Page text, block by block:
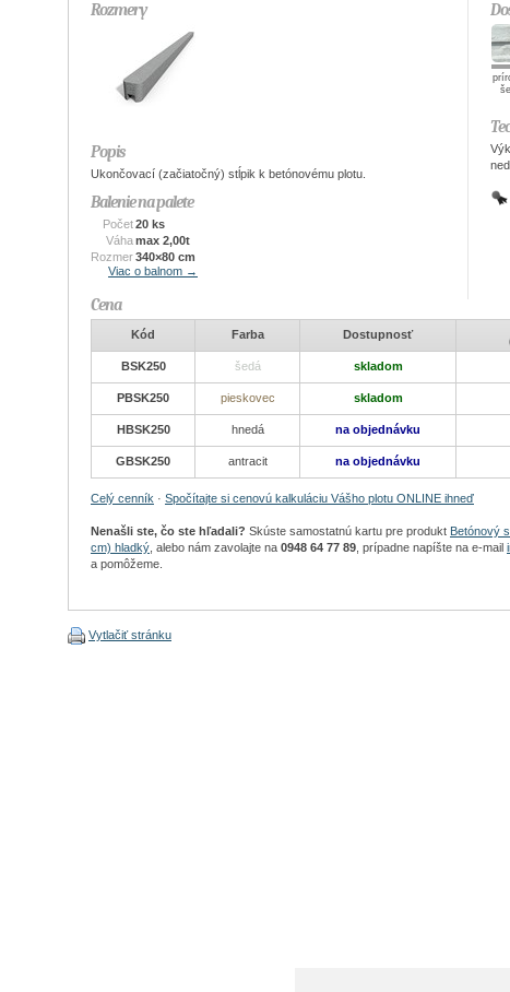
Rozmery
Popis
Ukončovací (začiatočný) stĺpik k betónovému plotu.
Balenie na palete
Počet20 ks
Váhamax 2,00t
Rozmer340×80 cm
Viac o balnom →
Cena
Kód Farba Dostupnosť
BSK250
šedá skladom
PBSK250
pieskovec skladom
HBSK250
hnedá na objednávku
GBSK250
antracit na objednávku
Celý cenník · Spočítajte si cenovú kalkuláciu Vášho plotu ONLINE ihneď
Nenašli ste, čo ste hľadali? Skúste samostatnú kartu pre produkt Betónový
cm) hladký , alebo nám zavolajte na 0948 64 77 89 , prípadne napíšte na e-mail
a pomôžeme.
Vytlačiť stránku